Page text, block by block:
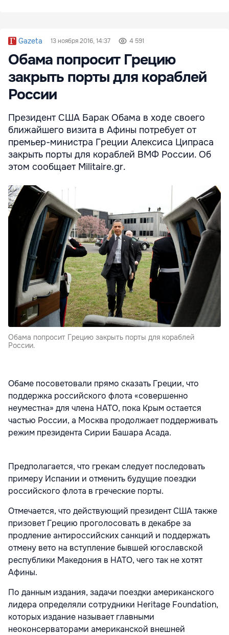
Gazeta 13 ноября 2016, 14:37 4 591
Обама попросит Грецию
закрыть порты для кораблей
России
Президент США Барак Обама в ходе своего
ближайшего визита в Афины потребует от
премьер-министра Греции Алексиса Ципраса
закрыть порты для кораблей ВМФ России. Об
этом сообщает Militaire.gr.
Обама попросит Грецию закрыть порты для кораблей
России.
Обаме посоветовали прямо сказать Греции, что
поддержка российского флота «совершенно
неуместна» для члена НАТО, пока Крым остается
частью России, а Москва продолжает поддерживать
режим президента Сирии Башара Асада.
Предполагается, что грекам следует последовать
примеру Испании и отменить будущие поездки
российского флота в греческие порты.
Отмечается, что действующий президент США также
призовет Грецию проголосовать в декабре за
продление антироссийских санкций и поддержать
отмену вето на вступление бывшей югославской
республики Македония в НАТО, чего так не хотят
Афины.
По данным издания, задачи поездки американского
лидера определяли сотрудники Heritage Foundation,
которых издание называет главными
неоконсерваторами американской внешней